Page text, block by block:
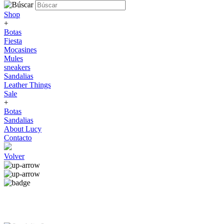
Shop
+
Botas
Fiesta
Mocasines
Mules
sneakers
Sandalias
Leather Things
Sale
+
Botas
Sandalias
About Lucy
Contacto
Volver